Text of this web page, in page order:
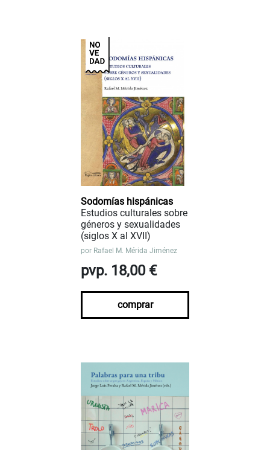
Sodomías hispánicas
Estudios culturales sobre
géneros y sexualidades
(siglos X al XVII)
por Rafael M. Mérida Jiménez
pvp. 18,00 €
comprar